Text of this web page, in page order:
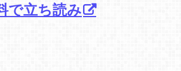
で立ち読み